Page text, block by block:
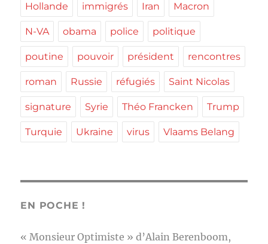
Hollande immigrés Iran Macron
N-VA obama police politique
poutine pouvoir président rencontres
roman Russie réfugiés Saint Nicolas
signature Syrie Théo Francken Trump
Turquie Ukraine virus Vlaams Belang
EN POCHE !
« Monsieur Optimiste » d’Alain Berenboom,